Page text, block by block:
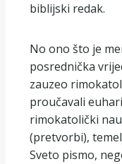
biblijski redak.
No ono što je
posrednička
zauzeo
proučavali
rimokatolički
(pretvorbi),
Sveto pismo,